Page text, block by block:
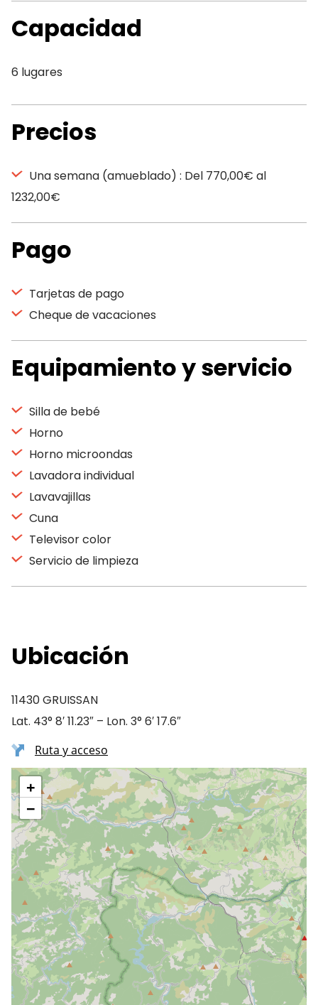
Capacidad
6 lugares
Precios
Una semana (amueblado) : Del 770,00€ al
1232,00€
Pago
Tarjetas de pago
Cheque de vacaciones
Equipamiento y servicio
Silla de bebé
Horno
Horno microondas
Lavadora individual
Lavavajillas
Cuna
Televisor color
Servicio de limpieza
Ubicación
11430 GRUISSAN
Lat. 43° 8′ 11.23″ – Lon. 3° 6′ 17.6″
Ruta y acceso
+
−